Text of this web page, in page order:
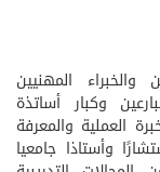
المهنيين
وكبار أساتذة
العملية والمعرفة
إلى 150 خبيرًا ومستشارًا وأستاذا جامعيا